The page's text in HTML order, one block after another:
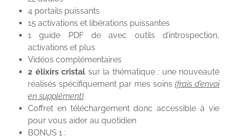
4 portails puissants
15 activations et libérations puissantes
1 guide PDF de avec outils d’introspection,
activations et plus
Vidéos complémentaires
2 élixirs cristal sur la thématique : une nouveauté
réalisés spécifiquement par mes soins (frais d’envoi
en supplément)
Coffret en téléchargement donc accessible à vie
pour vous aider au quotidien
BONUS 1 :